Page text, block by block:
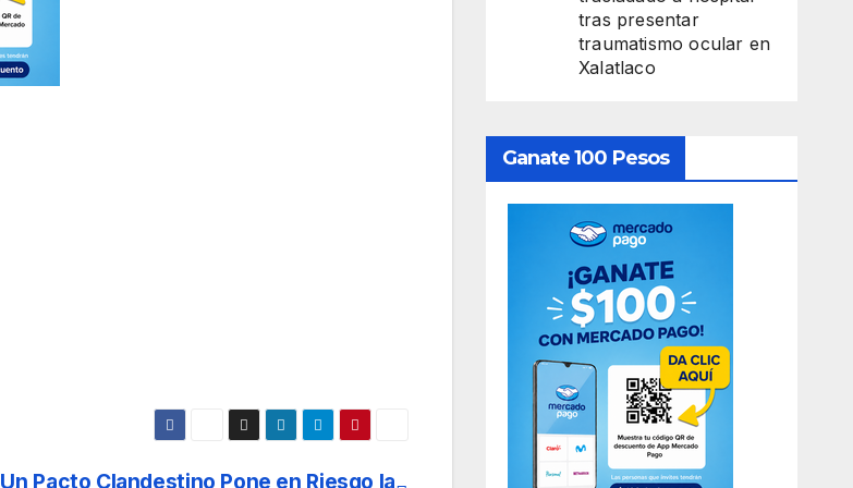
Un Pacto Clandestino Pone en Riesgo la
tras presentar
traumatismo ocular en
Xalatlaco
Ganate 100 Pesos